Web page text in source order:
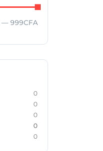
— 999CFA
0
0
0
0
0